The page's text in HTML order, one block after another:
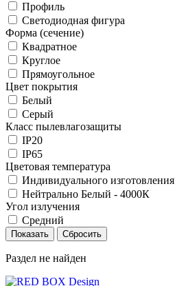
Профиль
Светодиодная фигура
Форма (сечение)
Квадратное
Круглое
Прямоугольное
Цвет покрытия
Белый
Серый
Класс пылевлагозащиты
IP20
IP65
Цветовая температура
Индивидуального изготовления
Нейтрально Белый - 4000К
Угол излучения
Средний
Раздел не найден